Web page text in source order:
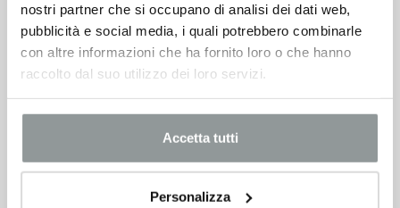
nostri partner che si occupano di analisi dei dati web,
pubblicità e social media, i quali potrebbero combinarle
con altre informazioni che ha fornito loro o che hanno
raccolto dal suo utilizzo dei loro servizi.
Accetta tutti
Personalizza
VEDI SCHEDA